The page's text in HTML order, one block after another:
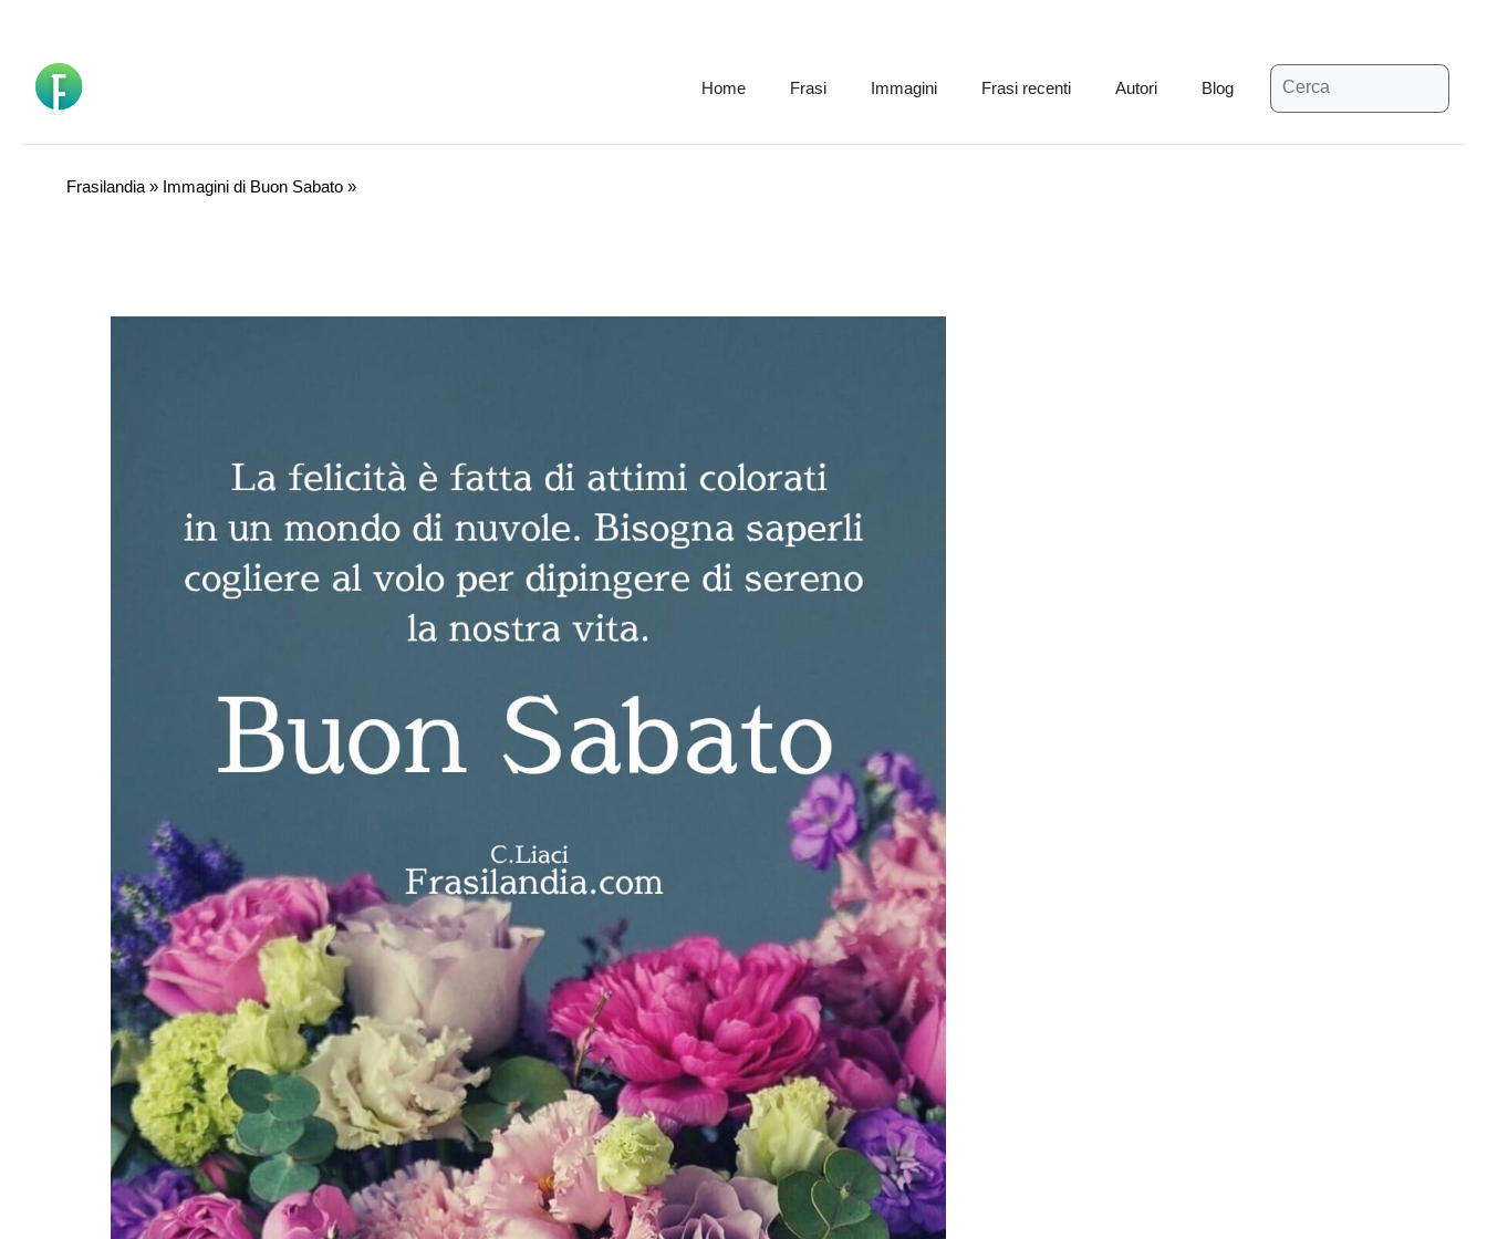
contenuto
Home Frasi Immagini Frasi recenti Autori Blog
Ricerca
per:
Frasilandia » Immagini di Buon Sabato »